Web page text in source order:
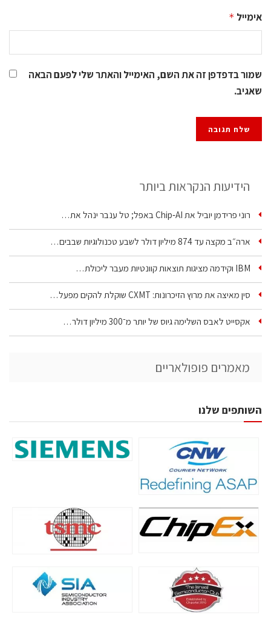
אימייל *
שמור בדפדפן זה את השם, האימייל והאתר שלי לפעם הבאה
שאגיב.
הידיעות הנקראות ביותר
רוני פרידמן יוביל את Chip‑AI באפל; טל ענבר ינהל את…
ארה״ב מקצה עד 874 מיליון דולר לשבע טכנולוגיות שבבים…
IBM וקידמה מציגות תוצאות קוונטיות מעבר ליכולת…
סין מאיצה את מרוץ הזיכרונות: CXMT שוקלת להקים מפעל…
אקסייט לאבס השלימה גיוס של יותר מ־300 מיליון דולר…
מאמרים פופולאריים
השותפים שלנו